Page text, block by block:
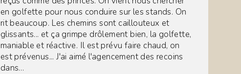
en golfette pour nous conduire sur les stands. On
rit beaucoup. Les chemins sont caillouteux et
glissants... et ça grimpe drôlement bien, la golfette,
maniable et réactive. Il est prévu faire chaud, on
est prévenus... J'ai aimé l'agencement des recoins
dans…